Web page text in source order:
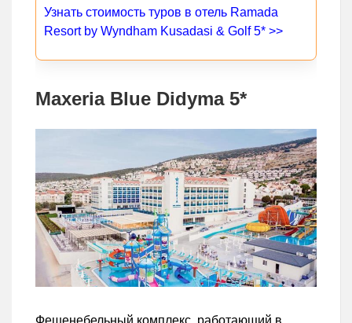
Узнать стоимость туров в отель Ramada
Resort by Wyndham Kusadasi & Golf 5* >>
Maxeria Blue Didyma 5*
Фешенебельный комплекс, работающий в